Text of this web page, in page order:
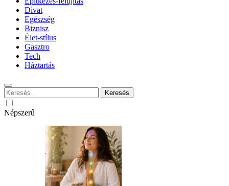
Divat
Egészség
Biznisz
Élet-stílus
Gasztro
Tech
Háztartás
Keresés:
Népszerű